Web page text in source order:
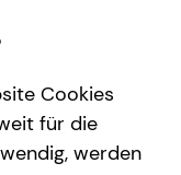
Cookies
für die
werden